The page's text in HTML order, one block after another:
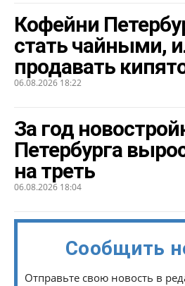
Кофейни
стать чайными,
продавать
06.08.2026 18:22
За год
Петербурга
на треть
06.08.2026 18:04
Сообщить
Отправьте свою новость в